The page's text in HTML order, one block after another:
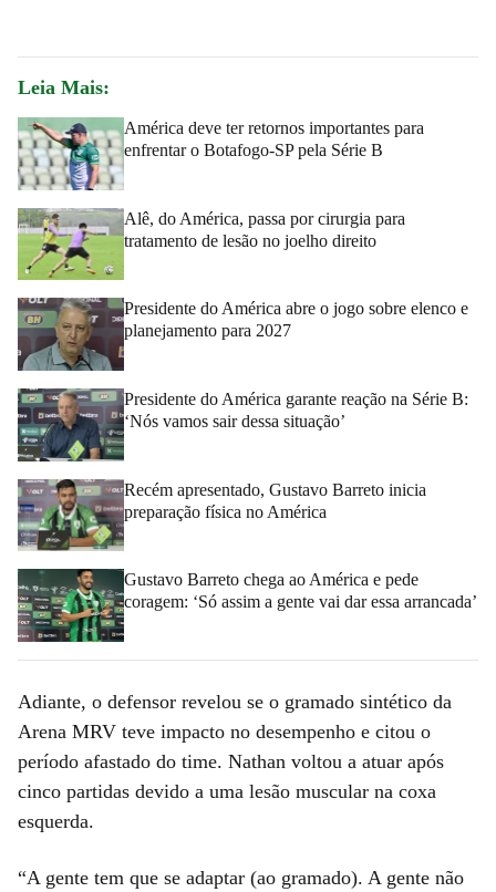
Leia Mais:
América deve ter retornos importantes para
enfrentar o Botafogo-SP pela Série B
Alê, do América, passa por cirurgia para
tratamento de lesão no joelho direito
Presidente do América abre o jogo sobre elenco e
planejamento para 2027
Presidente do América garante reação na Série B:
‘Nós vamos sair dessa situação’
Recém apresentado, Gustavo Barreto inicia
preparação física no América
Gustavo Barreto chega ao América e pede
coragem: ‘Só assim a gente vai dar essa arrancada’
Adiante, o defensor revelou se o gramado sintético da
Arena MRV teve impacto no desempenho e citou o
período afastado do time. Nathan voltou a atuar após
cinco partidas devido a uma lesão muscular na coxa
esquerda.
“A gente tem que se adaptar (ao gramado). A gente não